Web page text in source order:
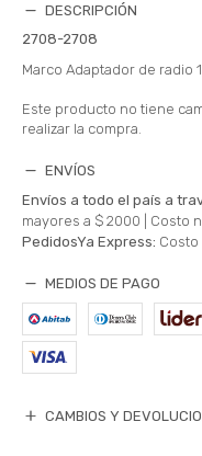
DESCRIPCIÓN
2708-2708
Marco Adaptador de radio
Este producto no tiene
realizar la compra.
ENVÍOS
Envíos a todo el país a
mayores a $ 2000 | Costo
PedidosYa Express: Costo
MEDIOS DE PAGO
CAMBIOS Y